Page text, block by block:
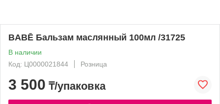
BABĒ Бальзам маслянный 100мл /31725
В наличии
Код: Ц0000021844
Розница
3 500 ₸/упаковка